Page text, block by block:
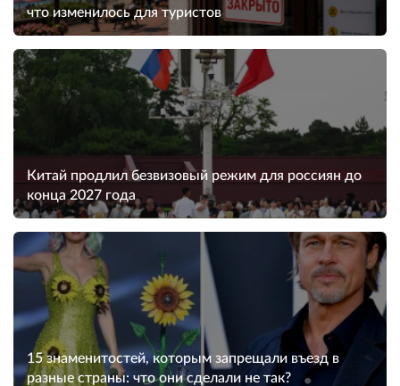
что изменилось для туристов
Китай продлил безвизовый режим для россиян до
конца 2027 года
15 знаменитостей, которым запрещали въезд в
разные страны: что они сделали не так?